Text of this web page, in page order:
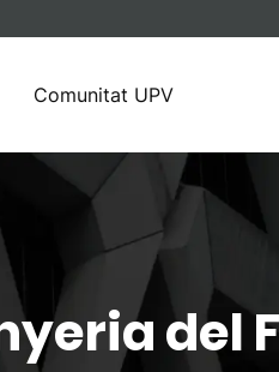
Comunitat UPV
del